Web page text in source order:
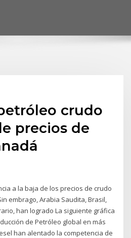
crudo
precios de
a la baja de los precios de crudo
embrago, Arabia Saudita, Brasil,
han logrado La siguiente gráfica
de Petróleo global en más
han alentado la competencia de